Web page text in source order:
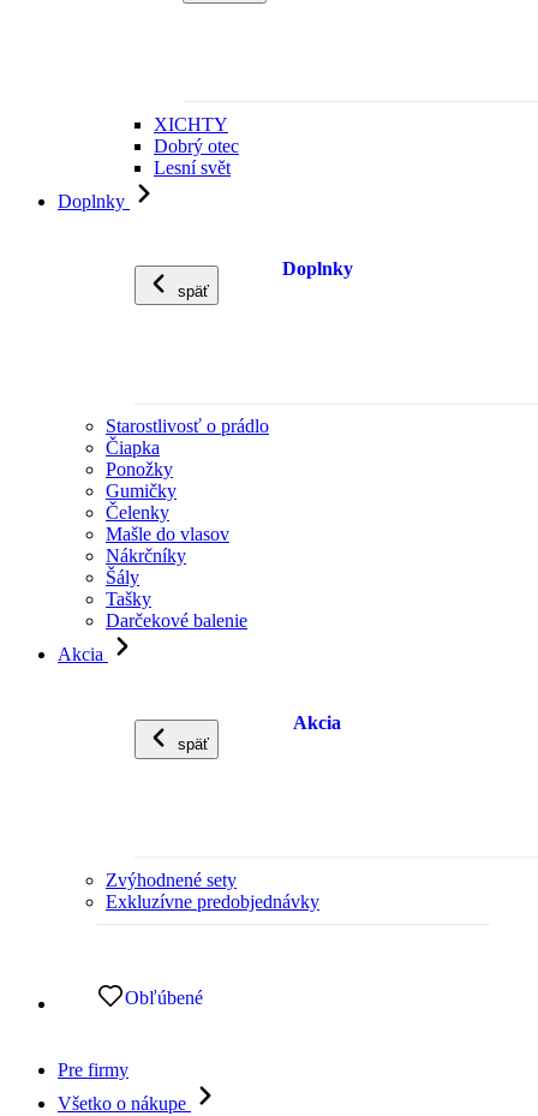
XICHTY
Dobrý otec
Lesní svět
Doplnky
späť
Doplnky
Starostlivosť o prádlo
Čiapka
Ponožky
Gumičky
Čelenky
Mašle do vlasov
Nákrčníky
Šály
Tašky
Darčekové balenie
Akcia
späť
Akcia
Zvýhodnené sety
Exkluzívne predobjednávky
Obľúbené
Pre firmy
Všetko o nákupe